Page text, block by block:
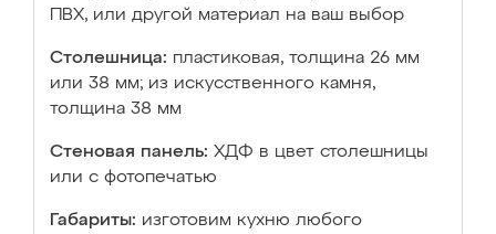
ПВХ, или другой материал на ваш выбор
Столешница: пластиковая, толщина 26 мм
или 38 мм; из искусственного камня,
толщина 38 мм
Стеновая панель: ХДФ в цвет столешницы
или с фотопечатью
Габариты: изготовим кухню любого